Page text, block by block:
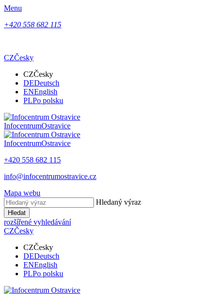
Menu
+420 558 682 115
CZČesky
CZČesky
DEDeutsch
ENEnglish
PLPo polsku
InfocentrumOstravice
InfocentrumOstravice
+420 558 682 115
info@infocentrumostravice.cz
Mapa webu
Hledaný výraz
Hledat
rozšířené vyhledávání
CZČesky
CZČesky
DEDeutsch
ENEnglish
PLPo polsku